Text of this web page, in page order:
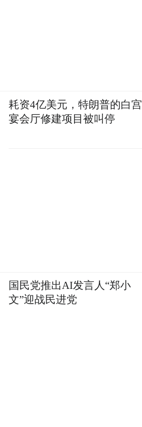
耗资4亿美元，特朗普的白宫
宴会厅修建项目被叫停
国民党推出AI发言人“郑小
文”迎战民进党